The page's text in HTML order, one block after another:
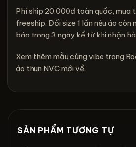
Phí ship 20.000đ toàn quốc, mua
freeship. Đổi size 1 lần nếu áo còn
báo trong 3 ngày kể từ khi nhận
Xem thêm mẫu cùng vibe trong
áo thun NVC mới về.
SẢN PHẨM TƯƠNG TỰ